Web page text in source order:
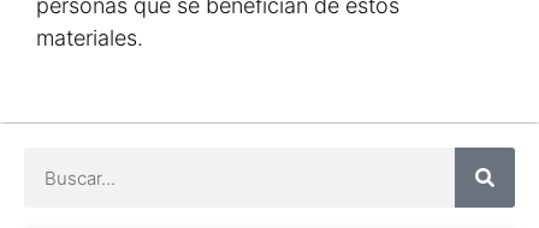
personas que se benefician de estos
materiales.